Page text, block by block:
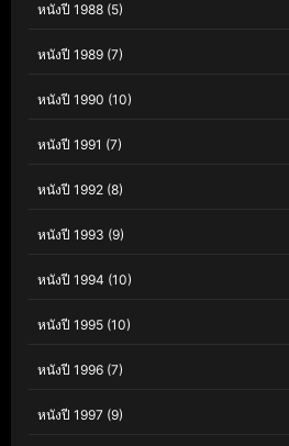
หนังปี 1988 (5)
หนังปี 1989 (7)
หนังปี 1990 (10)
หนังปี 1991 (7)
หนังปี 1992 (8)
หนังปี 1993 (9)
หนังปี 1994 (10)
หนังปี 1995 (10)
หนังปี 1996 (7)
หนังปี 1997 (9)